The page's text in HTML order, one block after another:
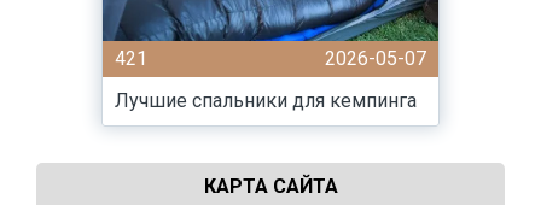
421
2026-05-07
Лучшие спальники для кемпинга
КАРТА САЙТА